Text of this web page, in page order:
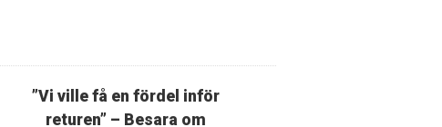
”Vi ville få en fördel inför
returen” – Besara om